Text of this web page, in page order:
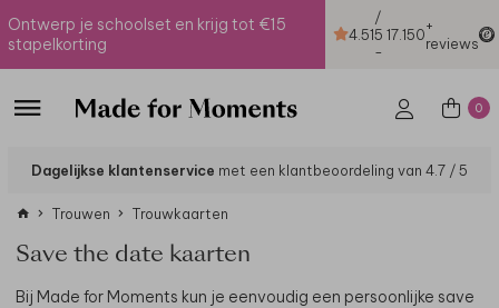
Ontwerp je schoolset en krijg tot €15
stapelkorting
4.51
/
5
-
17.150+
reviews
0
Dagelijkse klantenservice met een klantbeoordeling van 4.7 / 5
Trouwen Trouwkaarten
Save the date kaarten
Bij Made for Moments kun je eenvoudig een persoonlijke save